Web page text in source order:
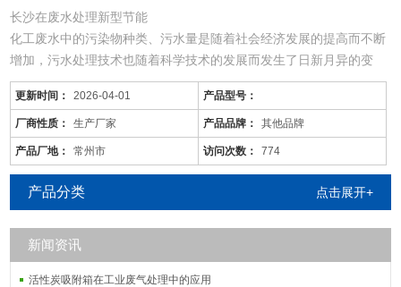
长沙在废水处理新型节能
化工废水中的污染物种类、污水量是随着社会经济发展的提高而不断
增加，污水处理技术也随着科学技术的发展而发生了日新月异的变
化，同时，旧的污水处理技术也不断被革新和发展着。尤其现在的化
工废水中的污染物是多种多样的，往往用一种工艺是不能将废水中所
有的污染物去除殆尽的。用物化工艺将化工废水处理到排放标准难度
很大，而且运行成本较高；化工废水含较多的难降解有机物，可生化
性差，而且化工废
更新时间： 2026-04-01 产品型号：
厂商性质： 生产厂家 产品品牌： 其他品牌
产品厂地： 常州市 访问次数： 774
产品分类 点击展开+
新闻资讯
活性炭吸附箱在工业废气处理中的应用